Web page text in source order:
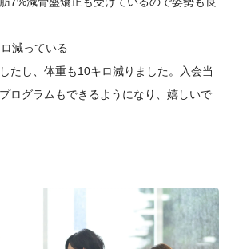
減っている
たし、体重も10キロ減りました。入会当
ログラムもできるようになり、嬉しいで